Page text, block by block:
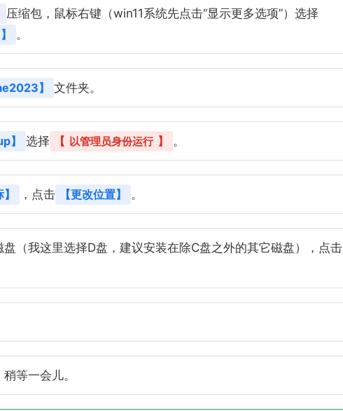
压缩包，鼠标右键（win11系统先点击“显示更多选项”）选择
。
】 文件夹。
】 选择 【 以管理员身份运行 】 。
，点击 【更改位置】 。
（我这里选择D盘，建议安装在除C盘之外的其它磁盘），点击
等一会儿。